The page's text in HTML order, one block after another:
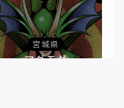
宮城県
マグモグ